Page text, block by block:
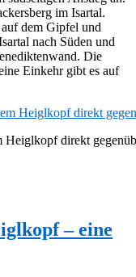
im Isartal.
dem Gipfel und
nach Süden und
Die
Einkehr gibt es auf
Heiglkopf direkt
– eine